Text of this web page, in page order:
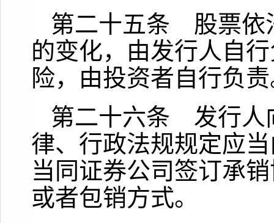
第二十五条 股票依
的变化，由发行人自
险，由投资者自行负
第二十六条 发行人
律、行政法规规定应
当同证券公司签订承
或者包销方式。